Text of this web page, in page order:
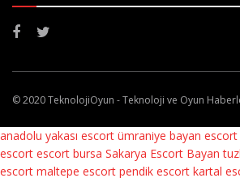
© 2020 TeknolojiOyun - Teknoloji ve Oyun
anadolu yakası escort ümraniye bayan escort
escort escort bursa Sakarya Escort Bayan
escort maltepe escort pendik escort kartal